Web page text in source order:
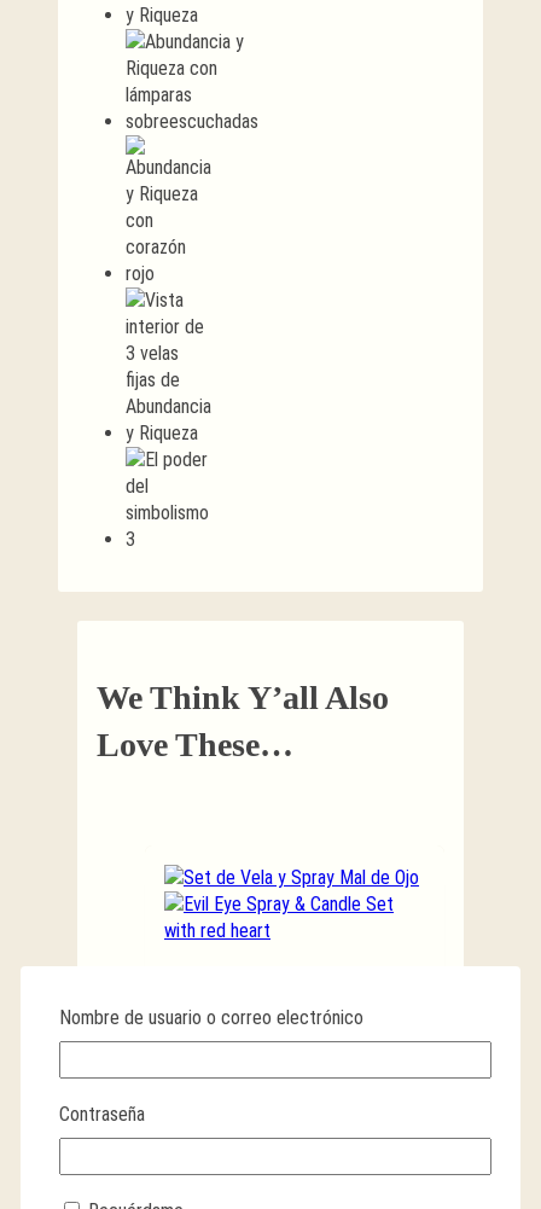
We Think Y’all Also
Love These…
Mal de Ojo
PROTEGE DE LA ENVIDIA
Nombre de usuario o correo electrónico
Contraseña